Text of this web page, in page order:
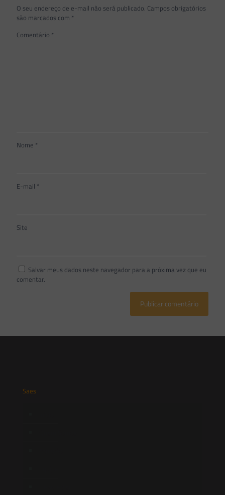
O seu endereço de e-mail não será publicado. Campos obrigatórios
são marcados com *
Comentário *
Nome *
E-mail *
Site
Salvar meus dados neste navegador para a próxima vez que eu
comentar.
Saes